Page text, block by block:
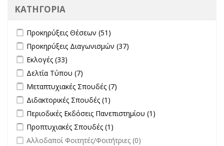
ΚΑΤΗΓΟΡΙΑ
Apply Προκηρύξεις Θέσεων filter
Προκηρύξεις Θέσεων (51)
Apply Προκηρύξεις Διαγωνισμών filter
Προκηρύξεις Διαγωνισμών (37)
Apply Εκλογές filter
Εκλογές (33)
Apply Δελτία Τύπου filter
Δελτία Τύπου (7)
Apply Μεταπτυχιακές Σπουδές filter
Μεταπτυχιακές Σπουδές (7)
Apply Διδακτορικές Σπουδές filter
Διδακτορικές Σπουδές (1)
Apply Περιοδικές Εκδόσεις Πανεπιστημίου filter
Περιοδικές Εκδόσεις Πανεπιστημίου (1)
Apply Προπτυχιακές Σπουδές filter
Προπτυχιακές Σπουδές (1)
undefined
Αλλοδαποί Φοιτητές/Φοιτήτριες (0)